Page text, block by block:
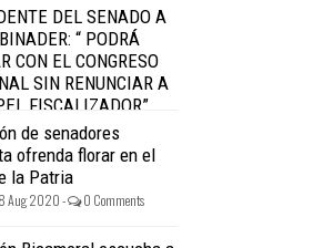
DEL SENADO A
“ PODRÁ
CON EL CONGRESO
SIN RENUNCIAR A
FISCALIZADOR”.
de senadores
ofrenda florar en el
la Patria
Aug 2020 - 0 Comments